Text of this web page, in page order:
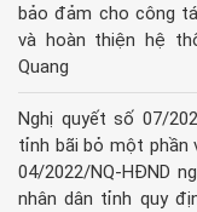
bảo đảm cho công
và hoàn thiện hệ
Quang
Nghị quyết số 07/
tỉnh bãi bỏ một phần
04/2022/NQ-HĐND
nhân dân tỉnh quy